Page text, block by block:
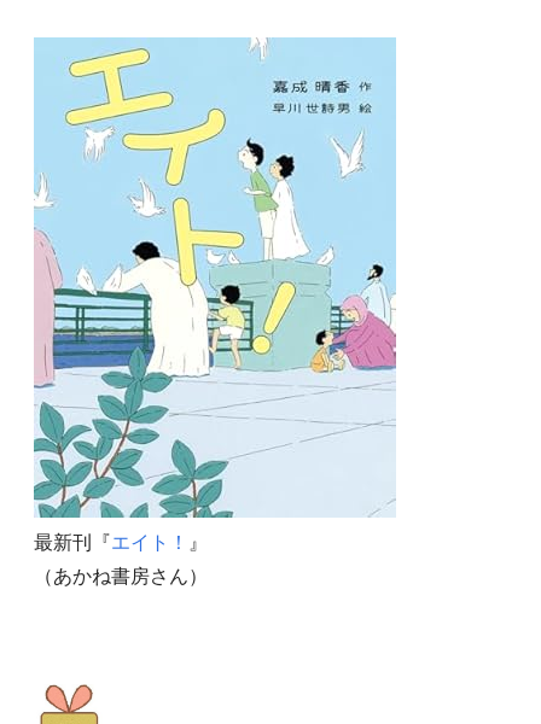
最新刊『エイト！
』
（あかね書房さん）